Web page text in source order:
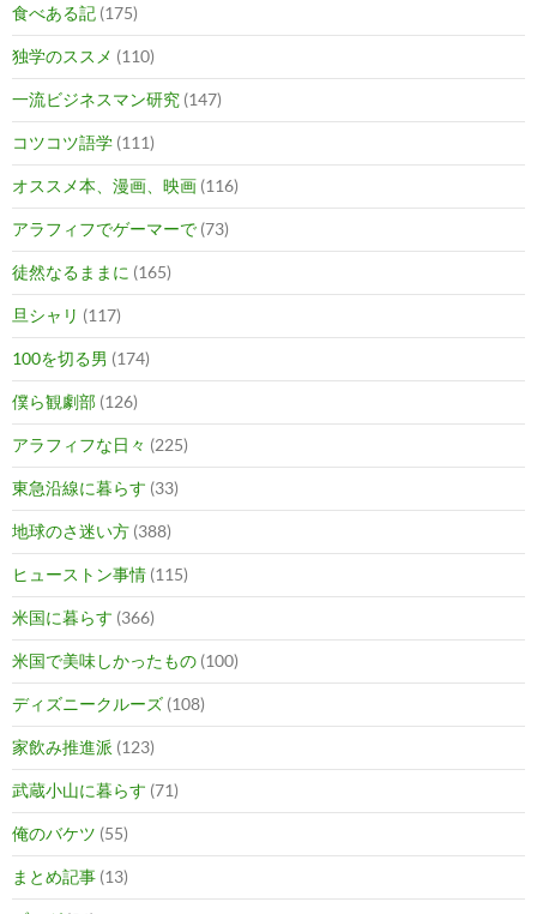
食べある記 (175)
独学のススメ (110)
一流ビジネスマン研究 (147)
コツコツ語学 (111)
オススメ本、漫画、映画 (116)
アラフィフでゲーマーで (73)
徒然なるままに (165)
旦シャリ (117)
100を切る男 (174)
僕ら観劇部 (126)
アラフィフな日々 (225)
東急沿線に暮らす (33)
地球のさ迷い方 (388)
ヒューストン事情 (115)
米国に暮らす (366)
米国で美味しかったもの (100)
ディズニークルーズ (108)
家飲み推進派 (123)
武蔵小山に暮らす (71)
俺のバケツ (55)
まとめ記事 (13)